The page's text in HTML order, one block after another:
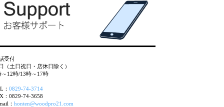
受付
（土日祝日・店休日除く）
～12時/13時～17時
： 0829-74-3714
：0829-74-3658
： honten@woodpro21.com